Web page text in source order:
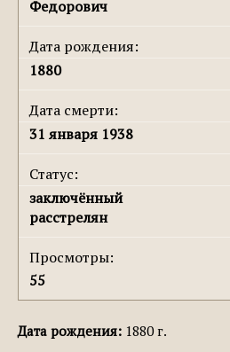
Федорович
Дата рождения:
1880
Дата смерти:
31 января 1938
Статус:
заключённый
расстрелян
Просмотры:
55
Дата рождения: 1880 г.